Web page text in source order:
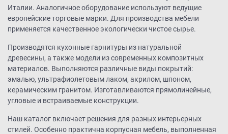
Италии. Аналогичное оборудование используют ведущие
европейские торговые марки. Для производства мебели
применяется качественное экологически чистое сырье.
Производятся кухонные гарнитуры из натуральной
древесины, а также модели из современных композитных
материалов. Выполняются различные виды покрытий:
эмалью, ультрафиолетовым лаком, акрилом, шпоном,
керамическим гранитом. Изготавливаются прямолинейные,
угловые и встраиваемые конструкции.
Наш каталог включает решения для разных интерьерных
стилей. Особенно практична корпусная мебель, выполненная